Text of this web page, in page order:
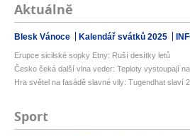
Aktuálně
Blesk Vánoce Kalendář svátků 2025
Erupce sicilské sopky Etny: Ruší desítky letů
Česko čeká další vlna veder: Teploty vystoupají
Hra světel na fasádě slavné vily: Tugendhat slaví
Sport